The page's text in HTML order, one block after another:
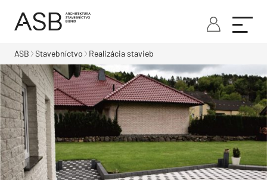
ASB Stavebníctvo Realizácia stavieb